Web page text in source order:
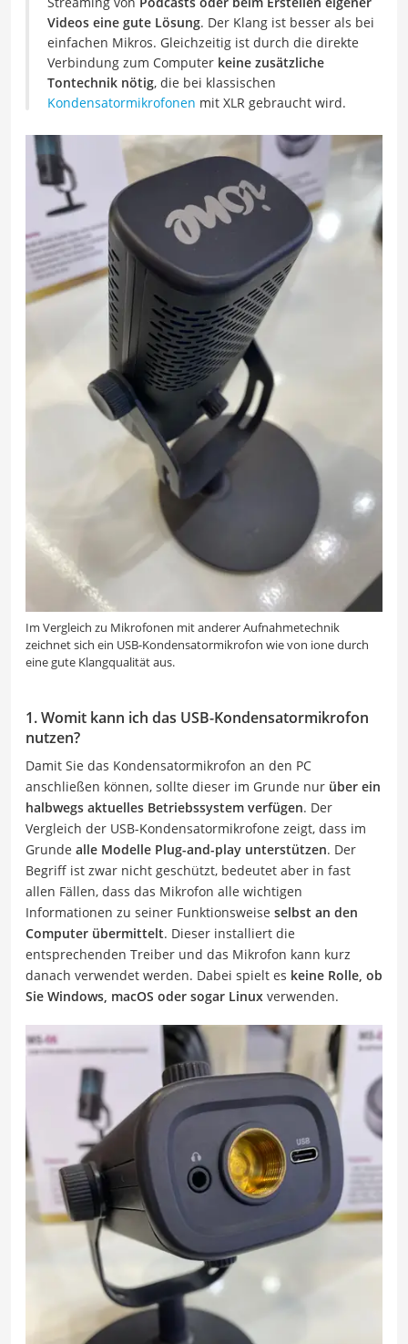
Videos eine gute Lösung. Der Klang ist besser als bei
einfachen Mikros. Gleichzeitig ist durch die direkte
Verbindung zum Computer keine zusätzliche
Tontechnik nötig, die bei klassischen
Kondensatormikrofonen mit XLR gebraucht wird.
Im Vergleich zu Mikrofonen mit anderer Aufnahmetechnik
zeichnet sich ein USB-Kondensatormikrofon wie von ione durch
eine gute Klangqualität aus.
1. Womit kann ich das USB-Kondensatormikrofon
nutzen?
Damit Sie das Kondensatormikrofon an den PC
anschließen können, sollte dieser im Grunde nur über ein
halbwegs aktuelles Betriebssystem verfügen. Der
Vergleich der USB-Kondensatormikrofone zeigt, dass im
Grunde alle Modelle Plug-and-play unterstützen. Der
Begriff ist zwar nicht geschützt, bedeutet aber in fast
allen Fällen, dass das Mikrofon alle wichtigen
Informationen zu seiner Funktionsweise selbst an den
Computer übermittelt. Dieser installiert die
entsprechenden Treiber und das Mikrofon kann kurz
danach verwendet werden. Dabei spielt es keine Rolle, ob
Sie Windows, macOS oder sogar Linux verwenden.